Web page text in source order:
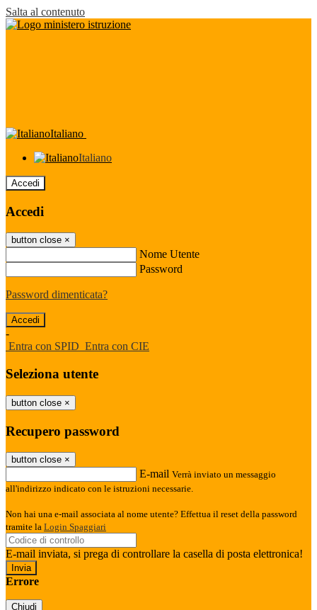
Salta al contenuto
Italiano
Italiano
Accedi
Accedi
button close ×
Nome Utente
Password
Password dimenticata?
-
Entra con SPID Entra con CIE
Seleziona utente
button close ×
Recupero password
button close ×
E-mail Verrà inviato un messaggio
all'indirizzo indicato con le istruzioni necessarie.
Non hai una e-mail associata al nome utente? Effettua il reset della password
tramite la Login Spaggiari
E-mail inviata, si prega di controllare la casella di posta elettronica!
Errore
Chiudi